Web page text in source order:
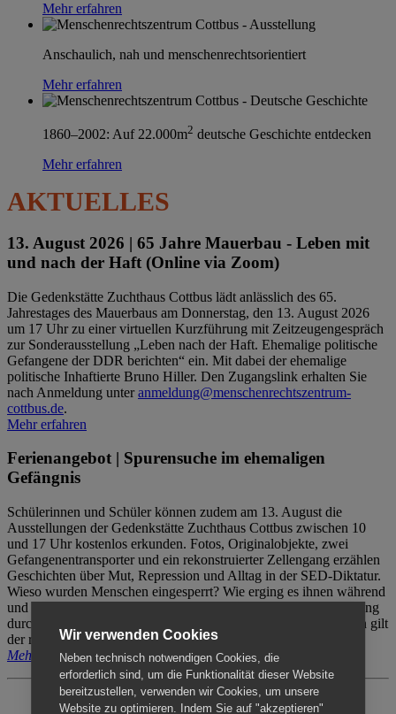
Mehr erfahren
Anschaulich, nah und menschenrechtsorientiert
Mehr erfahren
1860–2002: Auf 22.000m2 deutsche Geschichte entdecken
Mehr erfahren
AKTUELLES
13. August 2026 | 65 Jahre Mauerbau - Leben mit
und nach der Haft (Online via Zoom)
Die Gedenkstätte Zuchthaus Cottbus lädt anlässlich des 65.
Jahrestages des Mauerbaus am Donnerstag, den 13. August 2026
um 17 Uhr zu einer virtuellen Kurzführung mit Zeitzeugengespräch
zur Sonderausstellung „Leben nach der Haft. Ehemalige politische
Gefangene der DDR berichten“ ein. Mit dabei der ehemalige
politische Inhaftierte Bruno Hiller. Den Zugangslink erhalten Sie
nach Anmeldung unteranmeldung@menschenrechtszentrum-
cottbus.de.
Mehr erfahren
Ferienangebot | Spurensuche im ehemaligen
Gefängnis
Schülerinnen und Schüler können zudem am 13. August die
Ausstellungen der Gedenkstätte Zuchthaus Cottbus zwischen 10
und 17 Uhr kostenlos erkunden. Fotos, Originalobjekte, zwei
Gefangenentransporter und ein rekonstruierter Zellengang erzählen
Geschichten über Mut, Repression und Alltag in der SED-Diktatur.
Wieso wurden Menschen eingesperrt? Wie erging es ihnen während
und nach der Haft? Der Besuch erfolgt individuell ohne Betreuung
durch das Menschenrechtszentrum Cottbus. Für Begleitpersonen gilt
der reguläre Eintritt (8€ / ermäßigt 5€).
Mehr erfahren
Wir verwenden Cookies
Neben technisch notwendigen Cookies, die
erforderlich sind, um die Funktionalität dieser Website
bereitzustellen, verwenden wir Cookies, um unsere
Website zu optimieren. Indem Sie auf "akzeptieren"